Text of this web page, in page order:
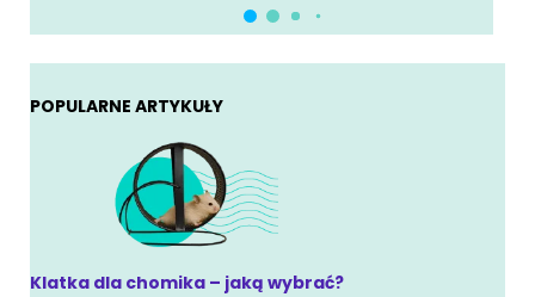
POPULARNE ARTYKUŁY
Klatka dla chomika – jaką wybrać?